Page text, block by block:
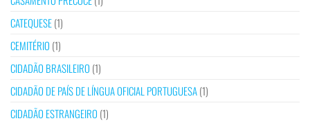
CATEQUESE(1)
CEMITÉRIO (1)
CIDADÃO BRASILEIRO (1)
CIDADÃO DE PAÍS DE LÍNGUA OFICIAL PORTUGUESA(1)
CIDADÃO ESTRANGEIRO (1)